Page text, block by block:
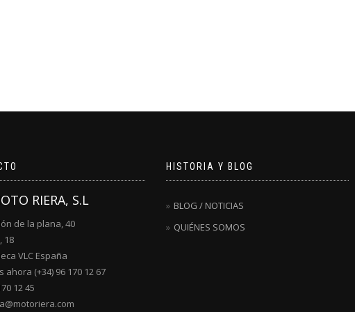
RIERA, S.L
de la plana, 40
18
VLC España
ahora (+34) 96 170 12 67
12 45
HISTORIA Y BLOG
BLOG / NOTICIAS
QUIÉNES SOMOS